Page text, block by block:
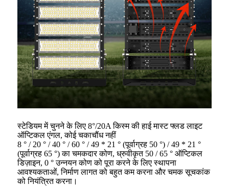
स्टेडियम में चुनने के लिए 8°/20A किस्म की हाई मास्ट फ्लड लाइट
ऑप्टिकल एंगल, कोई चकाचौंध नहीं
8 ° / 20 ° / 40 ° / 60 ° / 49 * 21 ° (पूर्वाग्रह 50 °) / 49 * 21 °
(पूर्वाग्रह 65 °) का चमकदार कोण, ध्रुवीकृत 50 / 65 ° ऑप्टिकल
डिज़ाइन, 0 ° उन्नयन कोण को पूरा करने के लिए स्थापना
आवश्यकताओं, निर्माण लागत को बहुत कम करना और चमक सूचकांक
को नियंत्रित करना।